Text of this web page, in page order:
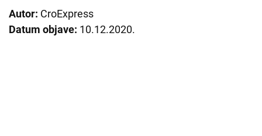
Autor: CroExpress
Datum objave: 10.12.2020.